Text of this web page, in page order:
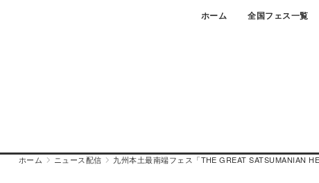
ホーム 全国フェス一覧
ホーム ニュース配信 九州本土最南端フェス「THE GREAT SATSUMANIAN